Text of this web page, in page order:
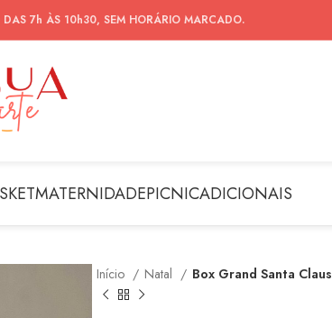
7h ÀS 10h30, SEM HORÁRIO MARCADO.
MATERNIDADEPICNICADICIONAIS
Início Natal Box Grand Santa Claus